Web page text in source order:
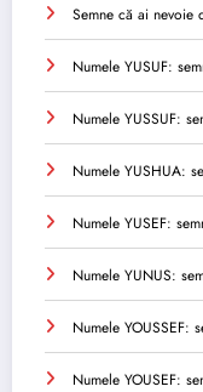
Semne că ai nevoie
Numele YUSUF:
Numele YUSSUF:
Numele YUSHUA:
Numele YUSEF:
Numele YUNUS:
Numele YOUSSEF:
Numele YOUSEF: